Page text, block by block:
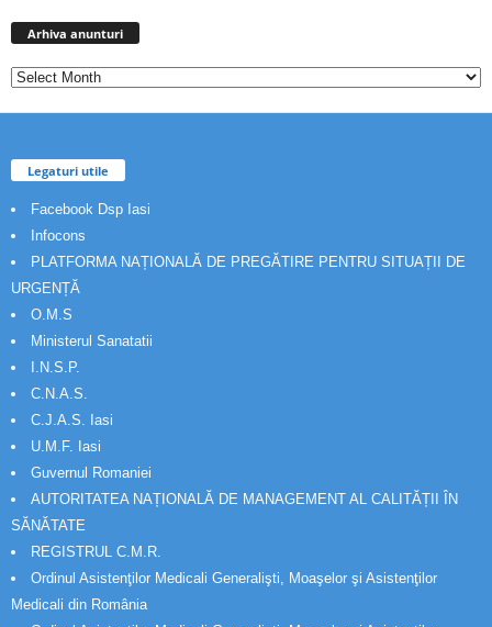
Arhiva anunturi
Legaturi utile
Facebook Dsp Iasi
Infocons
PLATFORMA NAȚIONALĂ DE PREGĂTIRE PENTRU SITUAȚII DE
URGENȚĂ
O.M.S
Ministerul Sanatatii
I.N.S.P.
C.N.A.S.
C.J.A.S. Iasi
U.M.F. Iasi
Guvernul Romaniei
AUTORITATEA NAȚIONALĂ DE MANAGEMENT AL CALITĂȚII ÎN
SĂNĂTATE
REGISTRUL C.M.R.
Ordinul Asistenţilor Medicali Generalişti, Moaşelor şi Asistenţilor
Medicali din România